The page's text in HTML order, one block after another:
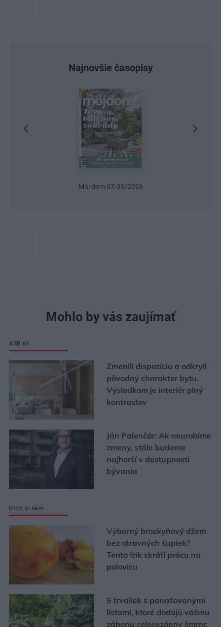
Najnovšie časopisy
Môj dom 07-08/2026
Mohlo by vás zaujímať
ASB.sk
Zmenili dispozíciu a odkryli
pôvodný charakter bytu.
Výsledkom je interiér plný
kontrastov
Ján Palenčár: Ak neurobíme
zmeny, stále budeme
najhorší v dostupnosti
bývania
Urob si sám
Výborný broskyňový džem
bez otravných šupiek?
Tento trik skráti prácu na
polovicu
5 trvaliek s panašovanými
listami, ktoré dodajú vášmu
záhonu celosezónny šmrnc